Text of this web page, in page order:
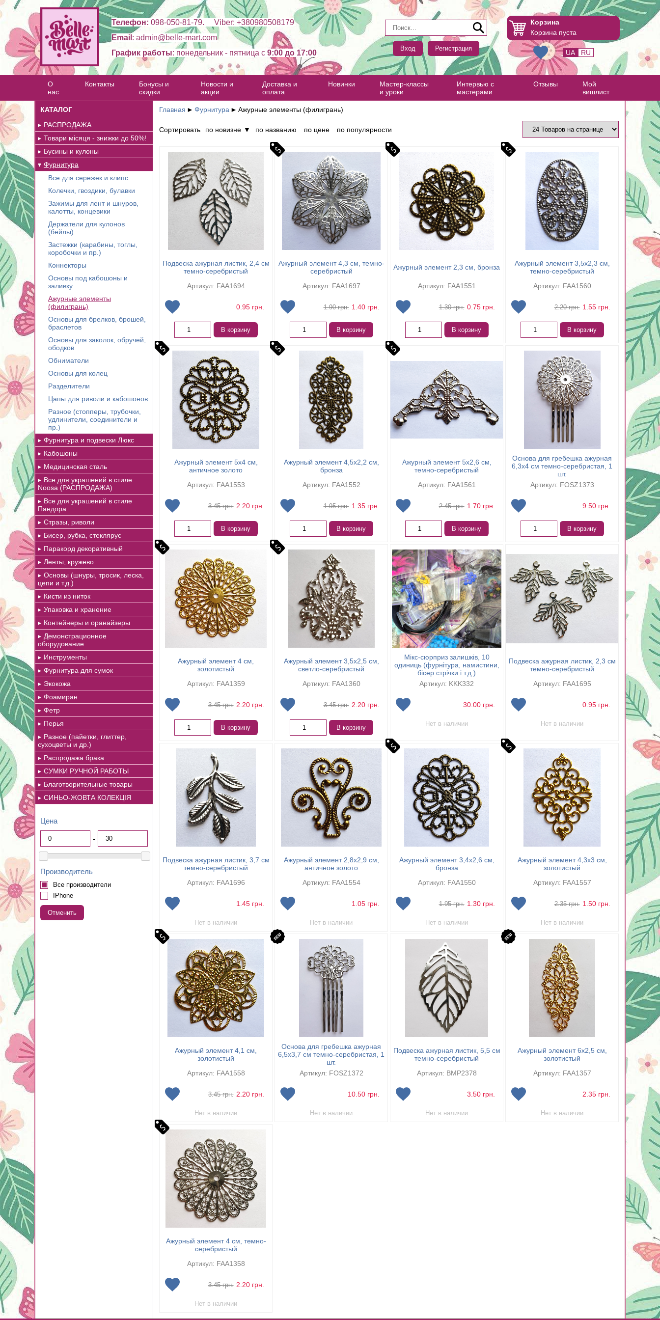
Телефон: 098-050-81-79. Viber: +380980508179
Email : admin@belle-mart.com
График работы: понедельник - пятница c 9:00 до 17:00
Вход Регистрация
Корзина
Корзина пуста
UA RU
О
нас
Контакты
Бонусы и
скидки
Новости и
акции
Доставка и
оплата
Новинки
Мастер-классы
и уроки
Интервью с
мастерами
Отзывы
Мой
вишлист
КАТАЛОГ
РАСПРОДАЖА
Товари місяця - знижки до 50%!
Бусины и кулоны
Фурнитура
Все для сережек и клипс
Колечки, гвоздики, булавки
Зажимы для лент и шнуров,
калотты, концевики
Держатели для кулонов
(бейлы)
Застежки (карабины, тоглы,
коробочки и пр.)
Коннекторы
Основы под кабошоны и
заливку
Ажурные элементы
(филигрань)
Основы для брелков, брошей,
браслетов
Основы для заколок, обручей,
ободков
Обниматели
Основы для колец
Разделители
Цапы для риволи и кабошонов
Разное (стопперы, трубочки,
удлинители, соединители и
пр.)
Фурнитура и подвески Люкс
Кабошоны
Медицинская сталь
Все для украшений в стиле
Noosa (РАСПРОДАЖА)
Все для украшений в стиле
Пандора
Стразы, риволи
Бисер, рубка, стеклярус
Паракорд декоративный
Ленты, кружево
Основы (шнуры, тросик, леска,
цепи и т.д.)
Кисти из ниток
Упаковка и хранение
Контейнеры и оранайзеры
Демонстрационное
оборудование
Инструменты
Фурнитура для сумок
Экокожа
Фоамиран
Фетр
Перья
Разное (пайетки, глиттер,
сухоцветы и др.)
Распродажа брака
СУМКИ РУЧНОЙ РАБОТЫ
Благотворительные товары
СИНЬО-ЖОВТА КОЛЕКЦІЯ
Цена
-
Производитель
Все производители
IPhone
Отменить
Главная ► Фурнитура ► Ажурные элементы (филигрань)
Сортировать по новизне ▼ по названию по цене по популярности
Подвеска ажурная листик, 2,4 см
темно-серебристый
Артикул: FAA1694
0.95 грн.
В корзину
Ажурный элемент 4,3 см, темно-
серебристый
Артикул: FAA1697
1.90грн. 1.40 грн.
В корзину
Ажурный элемент 2,3 см, бронза
Артикул: FAA1551
1.30грн. 0.75 грн.
В корзину
Ажурный элемент 3,5х2,3 см,
темно-серебристый
Артикул: FAA1560
2.20грн. 1.55 грн.
В корзину
Ажурный элемент 5х4 см,
античное золото
Артикул: FAA1553
3.45грн. 2.20 грн.
В корзину
Ажурный элемент 4,5х2,2 см,
бронза
Артикул: FAA1552
1.95грн. 1.35 грн.
В корзину
Ажурный элемент 5х2,6 см,
темно-серебристый
Артикул: FAA1561
2.45грн. 1.70 грн.
В корзину
Основа для гребешка ажурная
6,3х4 см темно-серебристая, 1
шт.
Артикул: FOSZ1373
9.50 грн.
В корзину
Ажурный элемент 4 см,
золотистый
Артикул: FAA1359
3.45грн. 2.20 грн.
В корзину
Ажурный элемент 3,5х2,5 см,
светло-серебристый
Артикул: FAA1360
3.45грн. 2.20 грн.
В корзину
Мікс-сюрприз залишків, 10
одиниць (фурнітура, намистини,
бісер стрічки і т.д.)
Артикул: KKK332
30.00 грн.
Нет в наличии
Подвеска ажурная листик, 2,3 см
темно-серебристый
Артикул: FAA1695
0.95 грн.
Нет в наличии
Подвеска ажурная листик, 3,7 см
темно-серебристый
Артикул: FAA1696
1.45 грн.
Нет в наличии
Ажурный элемент 2,8х2,9 см,
античное золото
Артикул: FAA1554
1.05 грн.
Нет в наличии
Ажурный элемент 3,4х2,6 см,
бронза
Артикул: FAA1550
1.95грн. 1.30 грн.
Нет в наличии
Ажурный элемент 4,3х3 см,
золотистый
Артикул: FAA1557
2.35грн. 1.50 грн.
Нет в наличии
Ажурный элемент 4,1 см,
золотистый
Артикул: FAA1558
3.45грн. 2.20 грн.
Нет в наличии
Основа для гребешка ажурная
6,5х3,7 см темно-серебристая, 1
шт.
Артикул: FOSZ1372
10.50 грн.
Нет в наличии
Подвеска ажурная листик, 5,5 см
темно-серебристый
Артикул: BMP2378
3.50 грн.
Нет в наличии
Ажурный элемент 6х2,5 см,
золотистый
Артикул: FAA1357
2.35 грн.
Нет в наличии
Ажурный элемент 4 см, темно-
серебристый
Артикул: FAA1358
3.45грн. 2.20 грн.
Нет в наличии